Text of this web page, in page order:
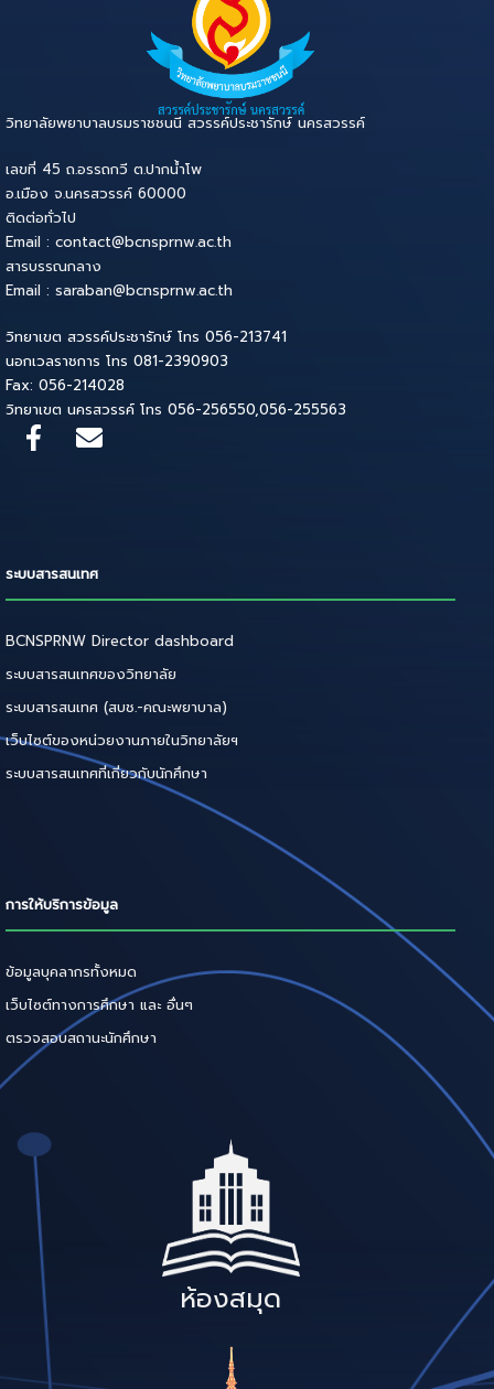
วิทยาลัยพยาบาลบรมราชชนนี สวรรค์ประชารักษ์ นครสวรรค์
เลขที่ 45 ถ.อรรถกวี ต.ปากน้ำโพ
อ.เมือง จ.นครสวรรค์ 60000
ติดต่อทั่วไป
Email : contact@bcnsprnw.ac.th
สารบรรณกลาง
Email : saraban@bcnsprnw.ac.th
วิทยาเขต สวรรค์ประชารักษ์ โทร 056-213741
นอกเวลราชการ โทร 081-2390903
Fax: 056-214028
วิทยาเขต นครสวรรค์ โทร 056-256550,056-255563
ระบบสารสนเทศ
BCNSPRNW Director dashboard
ระบบสารสนเทศของวิทยาลัย
ระบบสารสนเทศ (สบช.-คณะพยาบาล)
เว็บไซต์ของหน่วยงานภายในวิทยาลัยฯ
ระบบสารสนเทศที่เกี่ยวกับนักศึกษา
การให้บริการข้อมูล
ข้อมูลบุคลากรทั้งหมด
เว็บไซต์ทางการศึกษา และ อื่นๆ
ตรวจสอบสถานะนักศึกษา
ห้องสมุด